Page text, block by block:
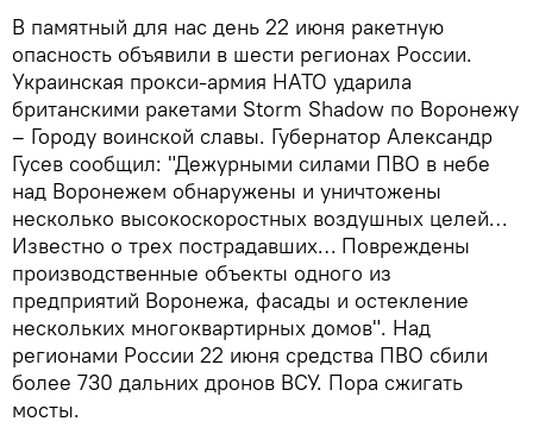
В памятный для нас день 22 июня ракетную
опасность объявили в шести регионах России.
Украинская прокси-армия НАТО ударила
британскими ракетами Storm Shadow по Воронежу
– Городу воинской славы. Губернатор Александр
Гусев сообщил: "Дежурными силами ПВО в небе
над Воронежем обнаружены и уничтожены
несколько высокоскоростных воздушных целей…
Известно о трех пострадавших… Повреждены
производственные объекты одного из
предприятий Воронежа, фасады и остекление
нескольких многоквартирных домов". Над
регионами России 22 июня средства ПВО сбили
более 730 дальних дронов ВСУ. Пора сжигать
мосты.